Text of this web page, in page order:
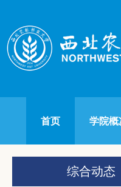
首页 学院概
综合动态